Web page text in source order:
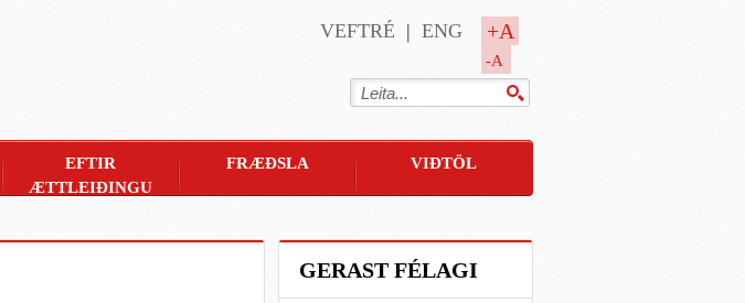
EFTIR
ÆTTLEIÐINGU
FRÆÐSLA VIÐTÖL
GERAST FÉLAGI
+A
-A
VEFTRÉ ENG